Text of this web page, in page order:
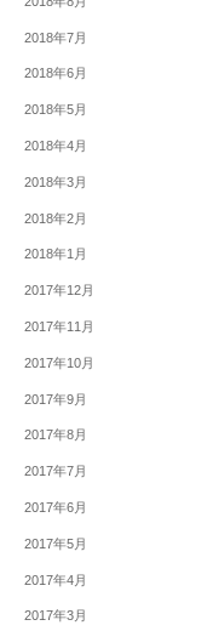
2018年7月
2018年6月
2018年5月
2018年4月
2018年3月
2018年2月
2018年1月
2017年12月
2017年11月
2017年10月
2017年9月
2017年8月
2017年7月
2017年6月
2017年5月
2017年4月
2017年3月